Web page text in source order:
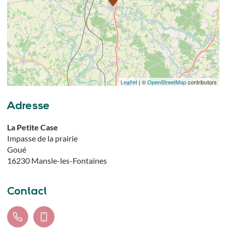
Leaflet| ©OpenStreetMapcontributors
Adresse
La Petite Case
Impasse de la prairie
Goué
16230 Mansle-les-Fontaines
Contact